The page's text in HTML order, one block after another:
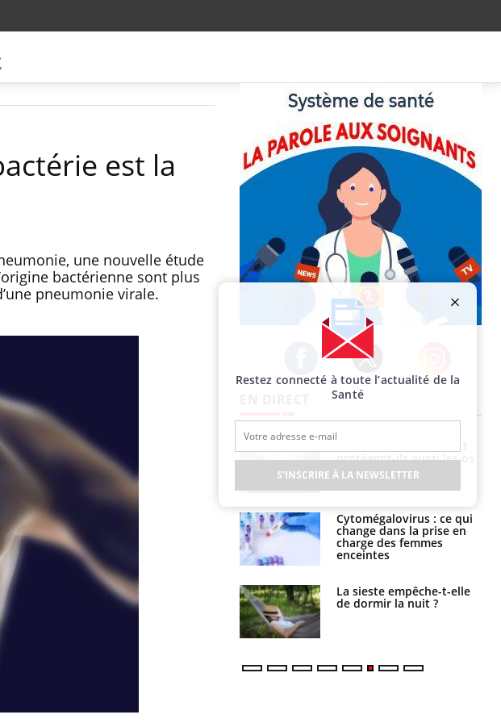
est la
une nouvelle étude
bactérienne sont plus
pneumonie virale.
Facebook Twitter Instagram
Toujours connectés :
comment le travail
empiète de plus en plus
sur nos soirées
basque
Chikungunya, dengue,
West Nile : que se passe-
protègent-ils aussi les os
?
Cytomégalovirus : ce qui
change dans la prise en
charge des femmes
enceintes
La sieste empêche-t-elle
de dormir la nuit ?
Restez connecté à toute l’actualité de la
Santé
S'INSCRIRE À LA NEWSLETTER